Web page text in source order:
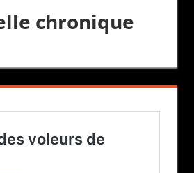
chronique